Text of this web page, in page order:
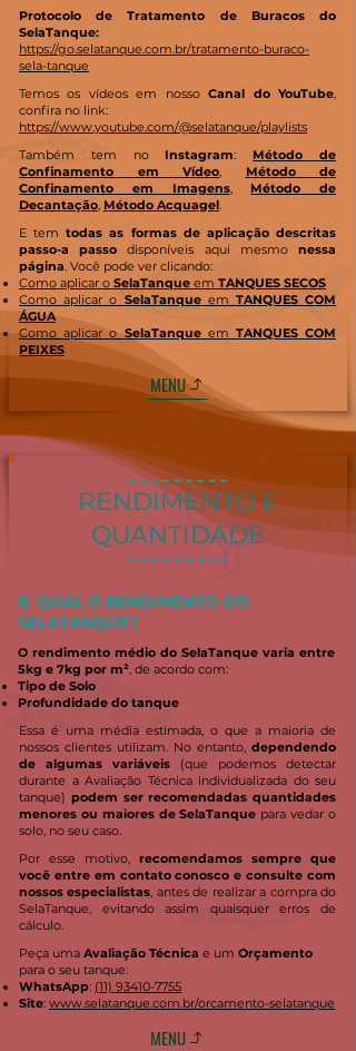
Protocolo de Tratamento de Buracos do
SelaTanque:
https://go.selatanque.com.br/tratamento-buraco-
sela-tanque
Temos os vídeos em nossoCanal do YouTube
confira no link:
https://www.youtube.com/@selatanque/playlists
Também tem no Instagram: Método de
Confinamento em Vídeo
Método de
Confinamento em Imagens, Método de
Decantação Método Acquagel
E temtodas as formas de aplicação descritas
passo-a passo disponíveis aqui mesmonessa
página . Você pode ver clicando:
Como aplicar o SelaTanque em TANQUES SECOS
Como aplicar o SelaTanqueem TANQUES COM
ÁGUA
Como aplicar o SelaTanqueem TANQUES COM
PEIXES
MENU
RENDIMENTO E
QUANTIDADE
8. QUAL O RENDIMENTO DO
SELATANQUE?
O rendimento médio do SelaTanque varia entre
5kg e 7kg por m² , de acordo com:
Tipo de Solo
Profundidade do tanque
Essa é uma média estimada, o que a maioria de
nossos clientes utilizam. No entanto, dependendo
de algumas variáveis (que podemos detectar
durante a Avaliação Técnica individualizada do seu
tanque) podem ser recomendadas quantidades
menores ou maiores de SelaTanque para vedar o
solo, no seu caso.
Por esse motivo, recomendamos sempre que
você entre em contato conosco e consulte com
nossos especialistas , antes de realizar a compra do
SelaTanque, evitando assim quaisquer erros de
cálculo.
Peça uma Avaliação Técnica e um Orçamento
para o seu tanque:
WhatsApp: (11) 93410-7755
Site: www.selatanque.com.br/orcamento-selatanque
MENU